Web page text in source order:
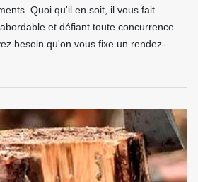
Quoi qu'il en soit, il vous fait
et défiant toute concurrence.
besoin qu'on vous fixe un rendez-